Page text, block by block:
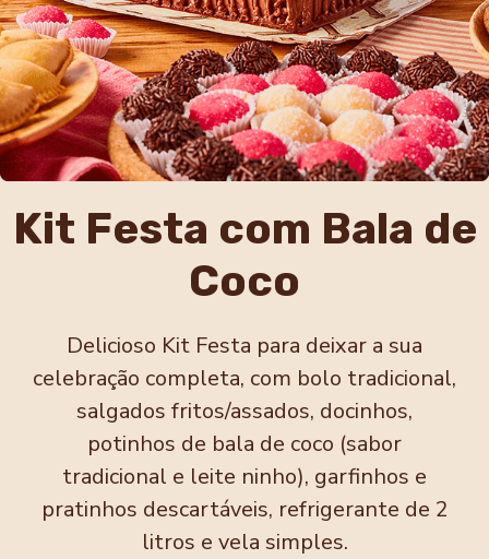
Kit Festa com Bala de
Coco
Delicioso Kit Festa para deixar a sua
celebração completa, com bolo tradicional,
salgados fritos/assados, docinhos,
potinhos de bala de coco (sabor
tradicional e leite ninho), garfinhos e
pratinhos descartáveis, refrigerante de 2
litros e vela simples.